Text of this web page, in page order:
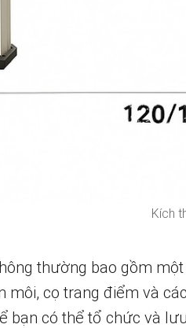
Kích
thường bao gồm
môi, cọ trang điểm và
bạn có thể tổ chức và